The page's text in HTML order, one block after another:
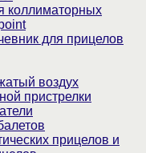
коллиматорных
для прицелов
воздух
пристрелки
прицелов и